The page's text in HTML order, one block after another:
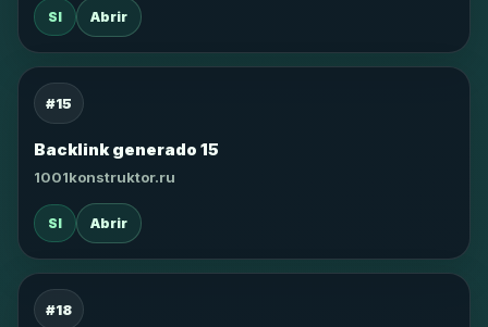
SI Abrir
#15
Backlink generado 15
1001konstruktor.ru
SI Abrir
#18